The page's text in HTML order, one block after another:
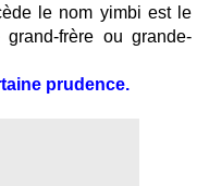
le nom yimbi est le
grand-frère ou grande-
prudence.